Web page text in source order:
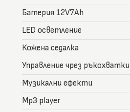
Батерия 12V7Ah
LED осветление
Кожена седалка
Управление чрез ръкохватки
Музикални ефекти
Mp3 player